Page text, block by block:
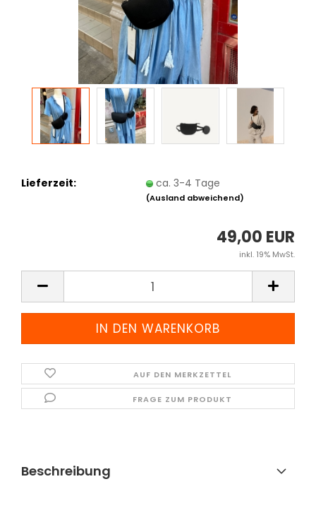
Lieferzeit: ca. 3-4 Tage
(Ausland abweichend)
49,00 EUR
inkl. 19% MwSt.
AUF DEN MERKZETTEL
FRAGE ZUM PRODUKT
Beschreibung